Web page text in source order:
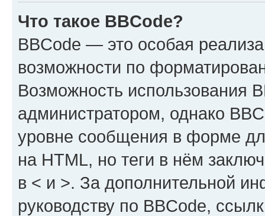
Что такое BBCode?
BBCode — это особая
возможности по
Возможность использования
администратором, однако
уровне сообщения в форме
на HTML, но теги в нём
в < и >. За дополнительной
руководству по BBCode,